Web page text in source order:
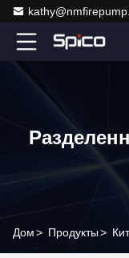
Дом> Продукты>